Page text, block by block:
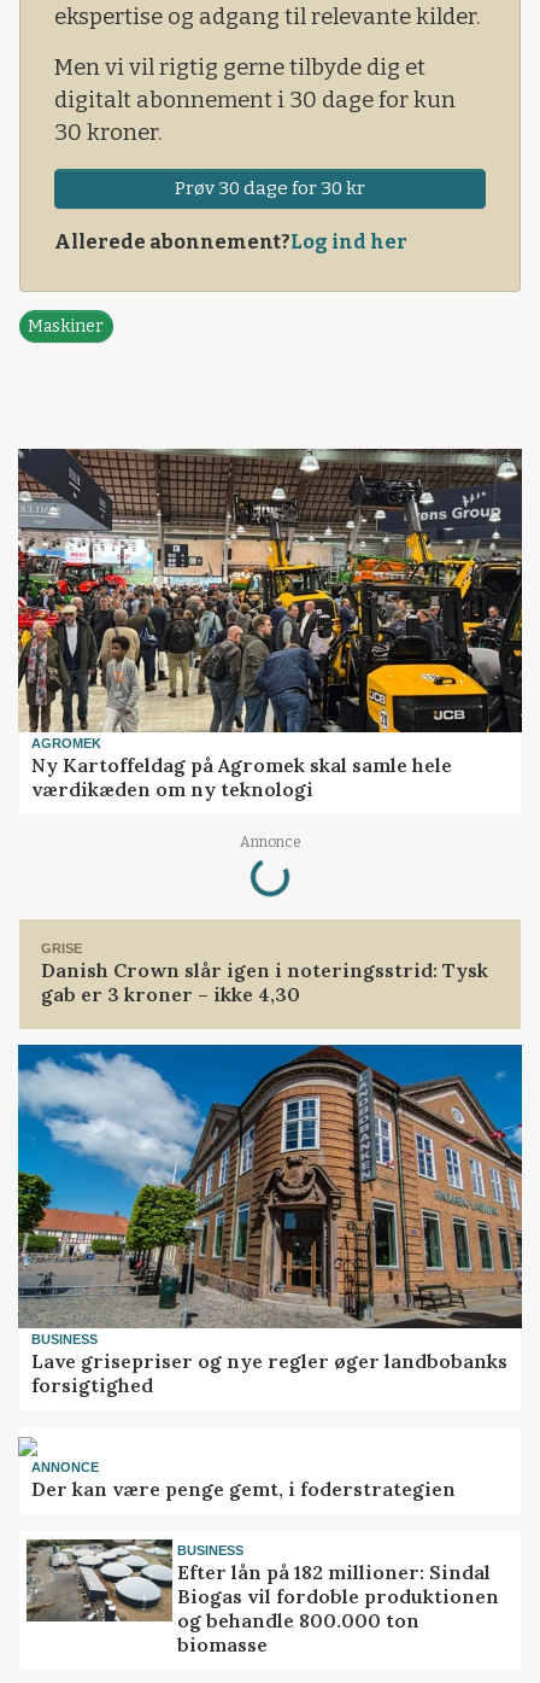
ekspertise og adgang til relevante kilder.
Men vi vil rigtig gerne tilbyde dig et
digitalt abonnement i 30 dage for kun
30 kroner.
Prøv 30 dage for 30 kr
Allerede abonnement?Log ind her
Maskiner
AGROMEK
Ny Kartoffeldag på Agromek skal samle hele
værdikæden om ny teknologi
Annonce
Loading...
GRISE
Danish Crown slår igen i noteringsstrid: Tysk
gab er 3 kroner – ikke 4,30
BUSINESS
Lave grisepriser og nye regler øger landbobanks
forsigtighed
ANNONCE
Der kan være penge gemt, i foderstrategien
BUSINESS
Efter lån på 182 millioner: Sindal
Biogas vil fordoble produktionen
og behandle 800.000 ton
biomasse